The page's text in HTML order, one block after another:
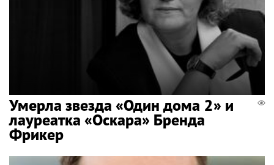
Умерла звезда «Один дома 2» и
лауреатка «Оскара» Бренда
Фрикер